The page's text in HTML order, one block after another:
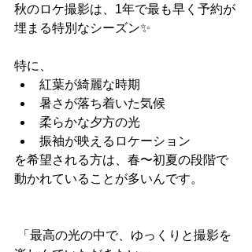
秋のロケ撮影は、1年で最も早く予約が
埋まる特別なシーズン✨
特に、
紅葉が綺麗な時期
暑さが落ち着いた気候
柔らかな夕方の光
振袖が映えるロケーション
を希望される方は、春〜初夏の段階で
動かれていることが多いんです。